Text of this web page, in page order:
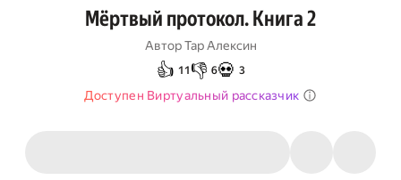
Мёртвый протокол. Книга 2
Автор Тар Алексин
👍 11 👎 6💀 3
Доступен Виртуальный рассказчик